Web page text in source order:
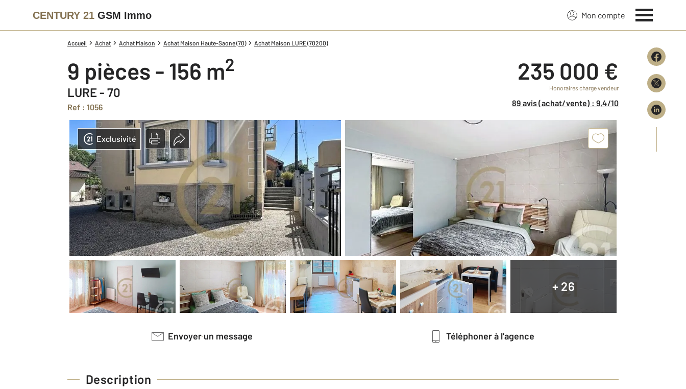
CENTURY 21 GSM Immo Mon compte
Accueil Achat Achat Maison Achat Maison Haute-Saone (70) Achat Maison LURE (70200)
9 pièces - 156 m2
LURE - 70
Ref : 1056
235 000 €
Honoraires charge vendeur
89 avis (achat/vente) : 9,4/10
+ 26
Exclusivité
Envoyer un message Téléphoner à l'agence
Description